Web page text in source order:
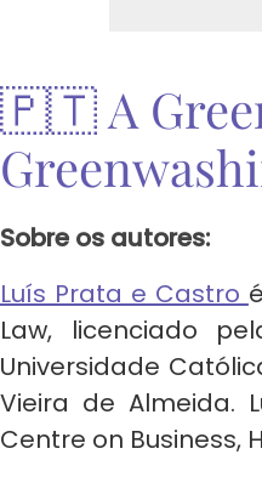
🇵🇹 A
Sobre os autores:
Luís Prata e Castro
Law, licenciado
Universidade
Vieira de Almeida.
Centre on Business,